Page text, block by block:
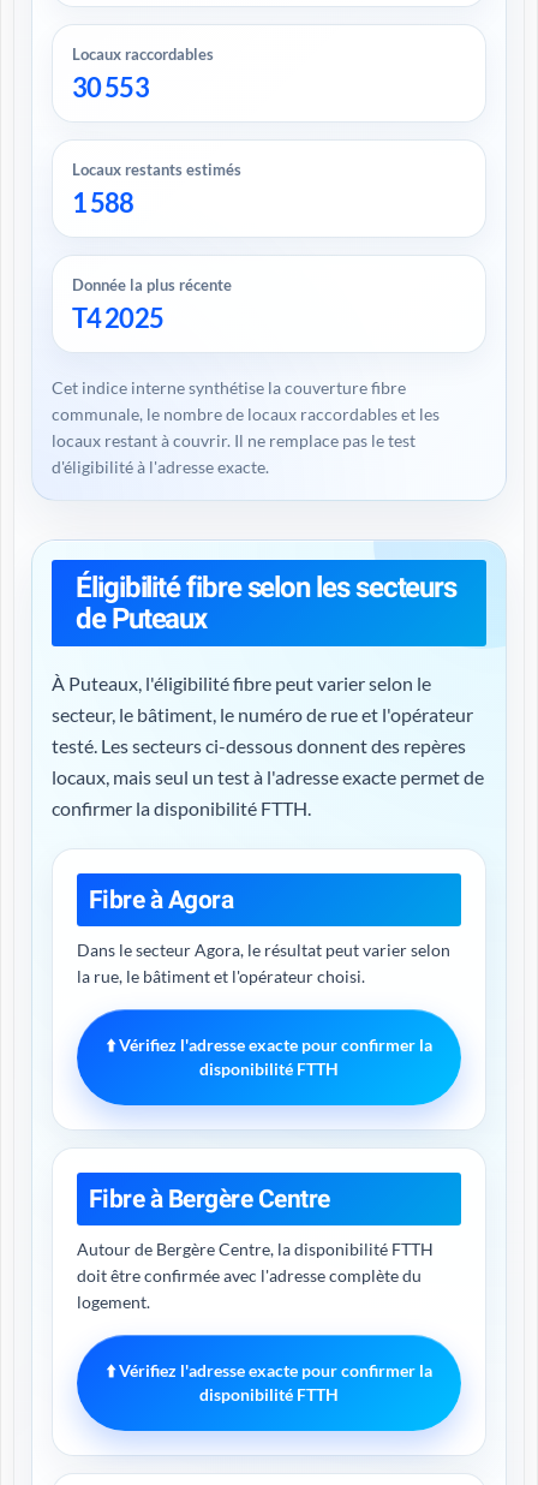
Locaux raccordables
30 553
Locaux restants estimés
1 588
Donnée la plus récente
T4 2025
Cet indice interne synthétise la couverture fibre
communale, le nombre de locaux raccordables et les
locaux restant à couvrir. Il ne remplace pas le test
d'éligibilité à l'adresse exacte.
Éligibilité fibre selon les secteurs
de Puteaux
À Puteaux, l'éligibilité fibre peut varier selon le
secteur, le bâtiment, le numéro de rue et l'opérateur
testé. Les secteurs ci-dessous donnent des repères
locaux, mais seul un test à l'adresse exacte permet de
confirmer la disponibilité FTTH.
Fibre à Agora
Dans le secteur Agora, le résultat peut varier selon
la rue, le bâtiment et l'opérateur choisi.
⬆️ Vérifiez l'adresse exacte pour confirmer la
disponibilité FTTH
Fibre à Bergère Centre
Autour de Bergère Centre, la disponibilité FTTH
doit être confirmée avec l'adresse complète du
logement.
⬆️ Vérifiez l'adresse exacte pour confirmer la
disponibilité FTTH